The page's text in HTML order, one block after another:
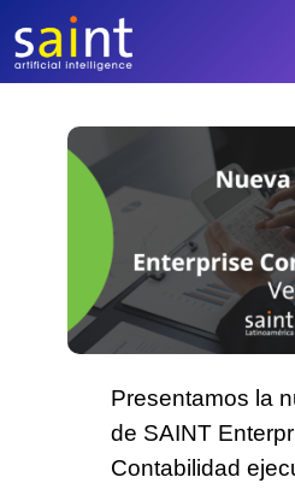
contenido
Presentamos la
de SAINT
Contabilidad